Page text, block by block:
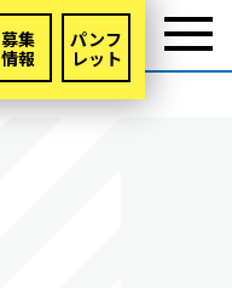
募集
情報
パンフ
レット